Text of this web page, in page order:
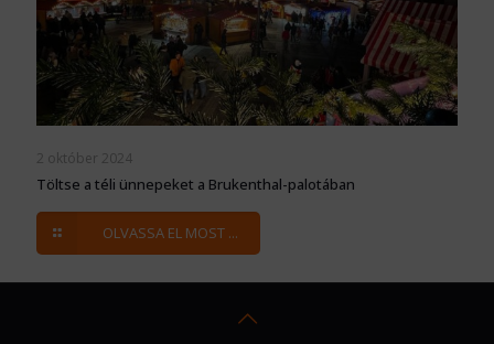
2 október 2024
Töltse a téli ünnepeket a Brukenthal-palotában
OLVASSA EL MOST ...